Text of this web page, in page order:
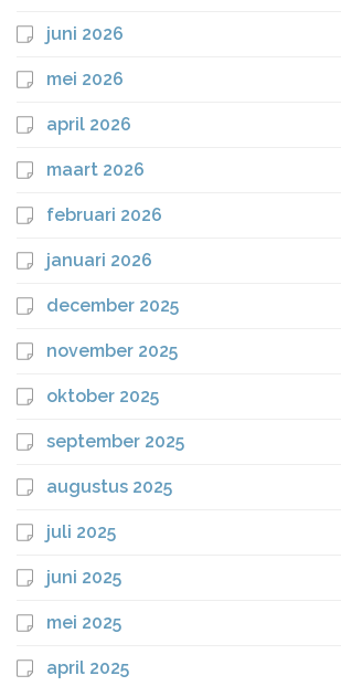
juni 2026
mei 2026
april 2026
maart 2026
februari 2026
januari 2026
december 2025
november 2025
oktober 2025
september 2025
augustus 2025
juli 2025
juni 2025
mei 2025
april 2025